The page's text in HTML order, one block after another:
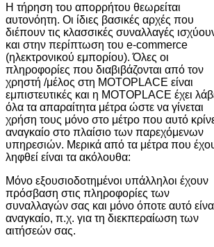
Η τήρηση του απορρήτου θεωρείται
αυτονόητη. Οι ίδιες βασικές αρχές που
διέπουν τις κλασσικές συναλλαγές
και στην περίπτωση του e-commerce
(ηλεκτρονικού εμπορίου). Όλες οι
πληροφορίες που διαβιβάζονται από τον
χρηστή /μέλος στη MOTOPLACE είναι
εμπιστευτικές και η MOTOPLACE έχει
όλα τα απαραίτητα μέτρα ώστε να γίνεται
χρήση τους μόνο στο μέτρο που αυτό
αναγκαίο στο πλαίσιο των παρεχόμενων
υπηρεσιών. Μερικά από τα μέτρα που
ληφθεί είναι τα ακόλουθα:
Μόνο εξουσιοδοτημένοι υπάλληλοι έχουν
πρόσβαση στις πληροφορίες των
συναλλαγών σας και μόνο όποτε αυτό
αναγκαίο, π.χ. για τη διεκπεραίωση των
αιτήσεών σας.